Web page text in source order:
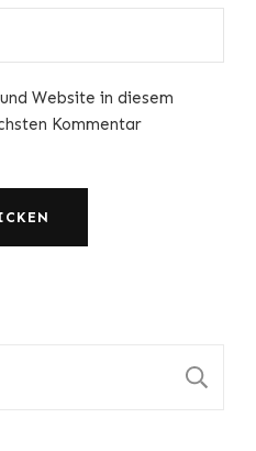
Website in diesem
Kommentar